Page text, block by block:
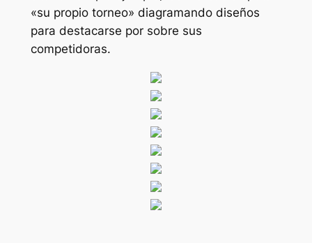
«su propio torneo» diagramando diseños
para destacarse por sobre sus
competidoras.